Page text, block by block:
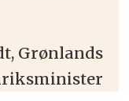
Grønlands